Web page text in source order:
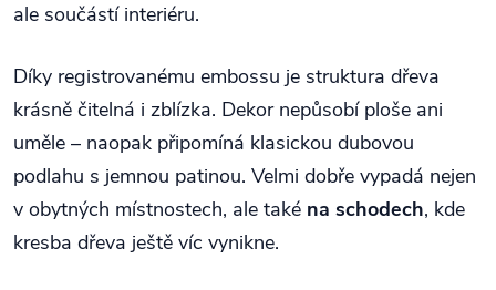
ale součástí interiéru.
Díky registrovanému embossu je struktura dřeva
krásně čitelná i zblízka. Dekor nepůsobí ploše ani
uměle – naopak připomíná klasickou dubovou
podlahu s jemnou patinou. Velmi dobře vypadá nejen
v obytných místnostech, ale také na schodech, kde
kresba dřeva ještě víc vynikne.